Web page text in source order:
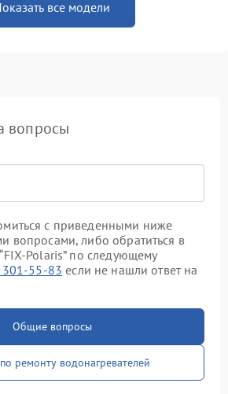
все модели
вопросы
с приведенными ниже
вопросами, либо обратиться в
Polaris” по следующему
301-55-83 если не нашли ответ на
Общие вопросы
ремонту водонагревателей